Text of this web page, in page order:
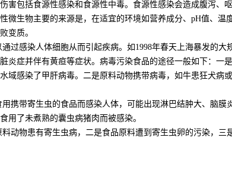
害包括食源性感染和食源性中毒。食源性感染会造成腹泻、
微生物主要的来源是，在适宜的环境如营养成分、pH值、温
变质。
感染人体细胞从而引起疾病。如1998年春天上海暴发的大
炎症并伴有黄疸等症状。病毒污染食品的途径一般如下：一
域感染了甲肝病毒。二是原料动物携带病毒，如牛患狂犬病
带寄生虫的食品而感染人体，可能出现淋巴结肿大、脑膜
用了未煮熟的囊虫病猪肉而被感染。
物患有寄生虫病，二是食品原料遭到寄生虫卵的污染，三